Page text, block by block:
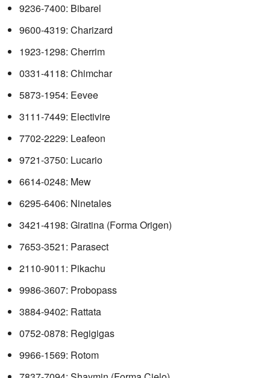
9236-7400: Bibarel
9600-4319: Charizard
1923-1298: Cherrim
0331-4118: Chimchar
5873-1954: Eevee
3111-7449: Electivire
7702-2229: Leafeon
9721-3750: Lucario
6614-0248: Mew
6295-6406: Ninetales
3421-4198: Giratina (Forma Origen)
7653-3521: Parasect
2110-9011: Pikachu
9986-3607: Probopass
3884-9402: Rattata
0752-0878: Regigigas
9966-1569: Rotom